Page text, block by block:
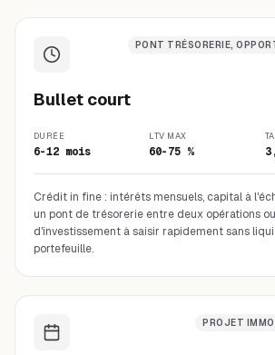
PONT TRÉSORERIE,
Bullet court
DURÉE
6-12 mois
LTV MAX
60-75 %
Crédit in fine : intérêts mensuels, capital à
un pont de trésorerie entre deux opérations
d'investissement à saisir rapidement sans
portefeuille.
PROJET